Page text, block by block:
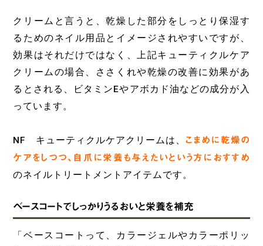
クリームと言うと、乾燥した部分をしっとり保湿す
るためのネイル用品とイメージされやすいですが、
効果はそれだけではなく、上記キューティクルケア
クリームの場合、ささくれや乾燥の改善に効果があ
るとされる、ビタミンEやアボカド油などの成分が入
っています。
NF キューティクルケアクリームは、こまめに乾燥の
ケアをしつつ、自爪に栄養も与えたいという方におすすめ
のネイルトリートメントアイテムです。
ベースコートでしっかりうるおいと栄養を補充
「ベースコートって、カラージェルやカラーポリッ